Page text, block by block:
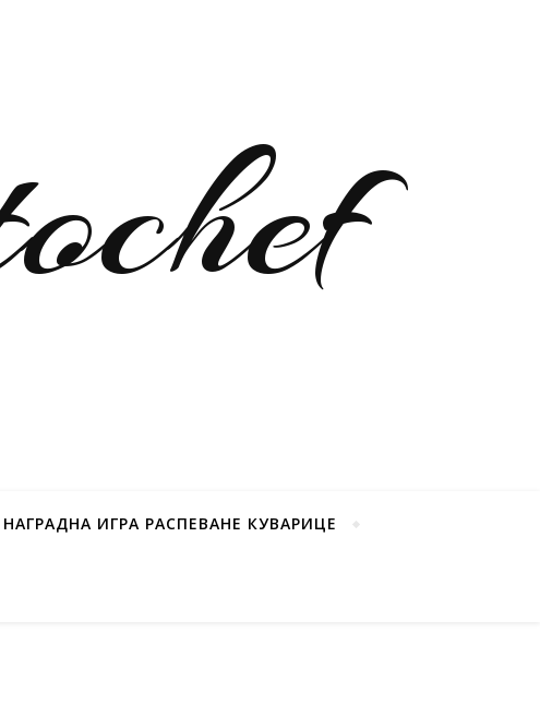
НАГРАДНА ИГРА РАСПЕВАНЕ КУВАРИЦЕ